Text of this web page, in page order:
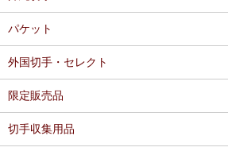
パケット
外国切手・セレクト
限定販売品
切手収集用品